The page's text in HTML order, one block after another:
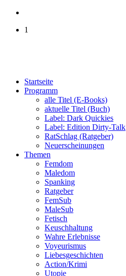
1
Startseite
Programm
alle Titel (E-Books)
aktuelle Titel (Buch)
Label: Dark Quickies
Label: Edition Dirty-Talk
RatSchlag (Ratgeber)
Neuerscheinungen
Themen
Femdom
Maledom
Spanking
Ratgeber
FemSub
MaleSub
Fetisch
Keuschhaltung
Wahre Erlebnisse
Voyeurismus
Liebesgeschichten
Action/Krimi
Utopie